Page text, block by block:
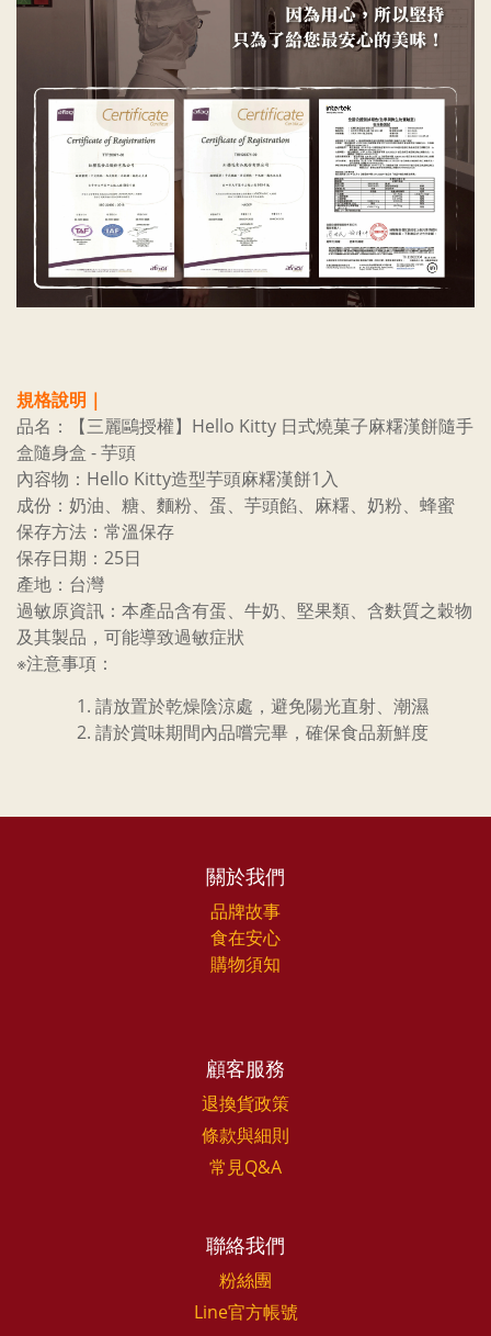
規格說明｜
品名：【三麗鷗授權】Hello Kitty 日式燒菓子麻糬漢餅隨手
盒隨身盒 - 芋頭
內容物：Hello Kitty造型芋頭麻糬漢餅1入
成份：奶油、糖、麵粉、蛋、芋頭餡、麻糬、奶粉、蜂蜜
保存方法：常溫保存
保存日期：25日
產地：台灣
過敏原資訊：本產品含有蛋、牛奶、堅果類、含麩質之穀物
及其製品，可能導致過敏症狀
※注意事項：
請放置於乾燥陰涼處，避免陽光直射、潮濕
請於賞味期間內品嚐完畢，確保食品新鮮度
關於我們
品牌故事
食在安心
購物須知
顧客服務
退換貨政策
條款與細則
常見Q&A
聯絡我們
粉絲團
Line官方帳號